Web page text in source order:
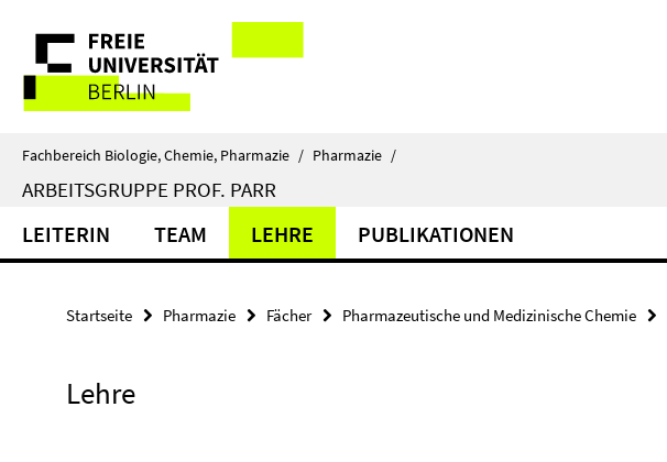
direkt
Inhalt
Service-
Navigation
Fachbereich Biologie, Chemie, Pharmazie / Pharmazie /
ARBEITSGRUPPE PROF. PARR
LEITERIN TEAM LEHRE PUBLIKATIONEN
Startseite Pharmazie Fächer Pharmazeutische und Medizinische Chemie
Lehre